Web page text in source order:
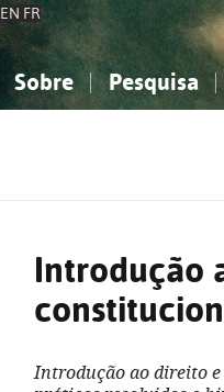
EN FR
Sobre Pesquisa
Introdução
Introdução ao direito